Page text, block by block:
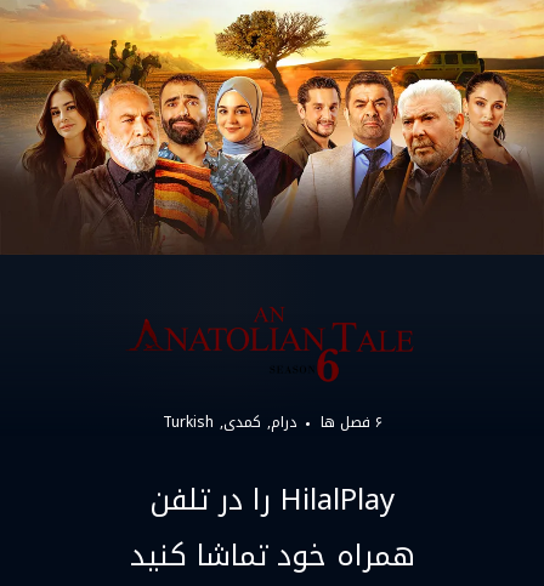
۶ فصل ها درام کمدی Turkish
HilalPlay را در تلفن
همراه خود تماشا کنید